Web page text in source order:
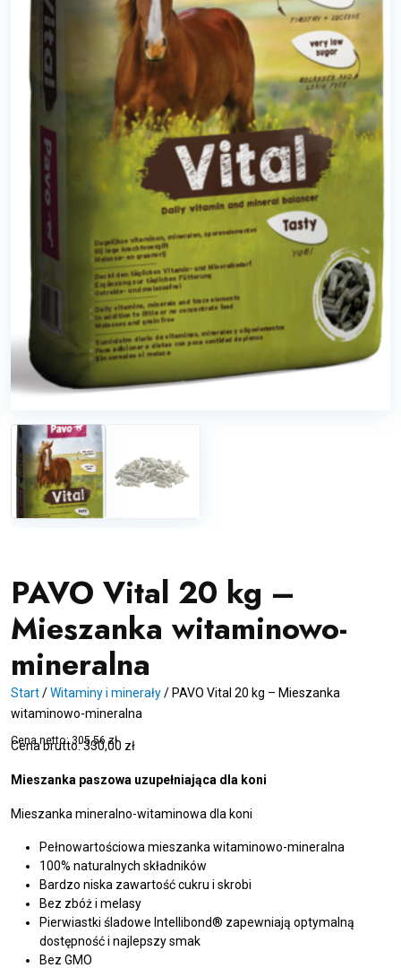
PAVO Vital 20 kg –
Mieszanka witaminowo-
mineralna
Start/Witaminy i minerały/ PAVO Vital 20 kg – Mieszanka
witaminowo-mineralna
Cena netto:305,56zł
Cena brutto:330,00 zł
Mieszanka paszowa uzupełniająca dla koni
Mieszanka mineralno-witaminowa dla koni
Pełnowartościowa mieszanka witaminowo-mineralna
100% naturalnych składników
Bardzo niska zawartość cukru i skrobi
Bez zbóż i melasy
Pierwiastki śladowe Intellibond® zapewniają optymalną
dostępność i najlepszy smak
Bez GMO